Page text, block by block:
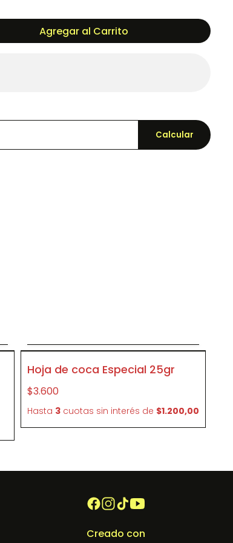
Agregar al Carrito
Calcular
P179
Hoja de coca Especial 25gr
$3.600
Hasta 3 cuotas sin interés de $1.200,00
Creado con